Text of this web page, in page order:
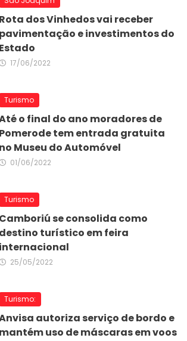
Rota dos Vinhedos vai receber
pavimentação e investimentos do
Estado
17/06/2022
Turismo
o final do ano moradores de
Pomerode tem entrada gratuita
no Museu do Automóvel
01/06/2022
Turismo
Camboriú se consolida como
destino turístico em feira
internacional
25/05/2022
Turismo:
autoriza serviço de bordo e
mantém uso de máscaras em voos